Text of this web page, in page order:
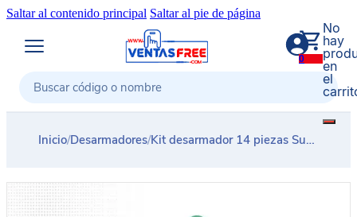
Saltar al contenido principal Saltar al pie de página
Buscar
0
No
hay
en
el
Inicio/Desarmadores/Kit desarmador 14 piezas Sunshine SS-5115